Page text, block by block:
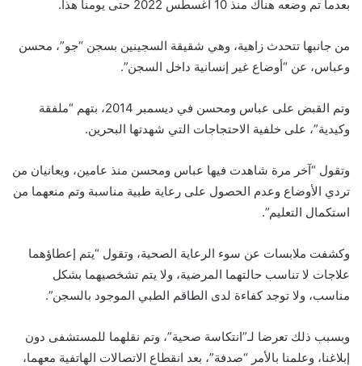
بعدما تم وضعه هناك منذ 10 أغسطس 2022 حتى يومنا هذا.
من جانبها تتحدث زاهية، وهي شقيقة السجينين بسجن “جو”، محسن
وعباس، عن “أوضاع غير إنسانية داخل السجن”.
وتم القبض على عباس ومحسن في ديسمبر 2014، بتهم “ملفقة
وكيدية”، على خلفية الاحتجاجات التي شهدتها البحرين.
وتقول “آخر مرة شاهدت فيها عباس ومحسن منذ عامين، ويعانيان من
تردي الأوضاع وعدم الحصول على رعاية طبية مناسبة وتم منعهما من
استكمال التعليم”.
وكشفت ملابسات عن سوء الرعاية الصحية، وتقول “يتم إعطاؤهما
علاجات لا تناسب حالتهما المرضية، ولا يتم تشخصيهما بشكل
مناسب، ولا توجد كفاءة لدى الطاقم الطبي الموجود بالسجن”.
وبسبب ذلك تعرضا لـ”انتكاسة صحية”، وتم نقلهما للمستشفى دون
إبلاغنا، وعلمنا بالأمر “صدفة”، بعد انقطاع الاتصالات الهاتفية معهما،